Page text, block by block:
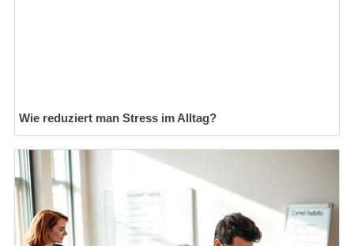
Wie reduziert man Stress im Alltag?